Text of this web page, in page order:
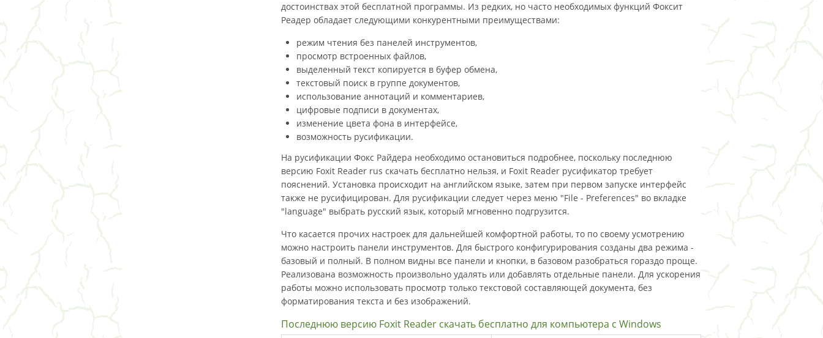
достоинствах этой бесплатной программы. Из редких, но часто необходимых функций Фоксит
Реадер обладает следующими конкурентными преимуществами:
режим чтения без панелей инструментов,
просмотр встроенных файлов,
выделенный текст копируется в буфер обмена,
текстовый поиск в группе документов,
использование аннотаций и комментариев,
цифровые подписи в документах,
изменение цвета фона в интерфейсе,
возможность русификации.
На русификации Фокс Райдера необходимо остановиться подробнее, поскольку последнюю
версию Foxit Reader rus скачать бесплатно нельзя, и Foxit Reader русификатор требует
пояснений. Установка происходит на английском языке, затем при первом запуске интерфейс
также не русифицирован. Для русификации следует через меню "File - Preferences" во вкладке
"language" выбрать русский язык, который мгновенно подгрузится.
Что касается прочих настроек для дальнейшей комфортной работы, то по своему усмотрению
можно настроить панели инструментов. Для быстрого конфигурирования созданы два режима -
базовый и полный. В полном видны все панели и кнопки, в базовом разобраться гораздо проще.
Реализована возможность произвольно удалять или добавлять отдельные панели. Для ускорения
работы можно использовать просмотр только текстовой составляющей документа, без
форматирования текста и без изображений.
Последнюю версию Foxit Reader скачать бесплатно для компьютера с Windows